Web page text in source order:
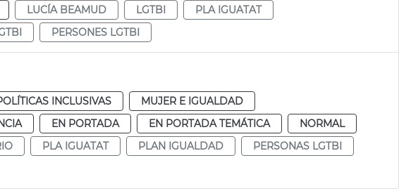
LUCÍA BEAMUD LGTBI
PLA IGUATAT
PERSONES LGTBI
INCLUSIVAS
MUJER E IGUALDAD
EN PORTADA EN PORTADA TEMÁTICA
NORMAL
PLA IGUATAT PLAN IGUALDAD
PERSONAS LGTBI